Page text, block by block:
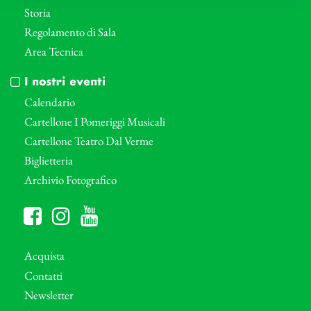
Storia
Regolamento di Sala
Area Tecnica
I nostri eventi
Calendario
Cartellone I Pomeriggi Musicali
Cartellone Teatro Dal Verme
Biglietteria
Archivio Fotografico
Acquista
Contatti
Newsletter